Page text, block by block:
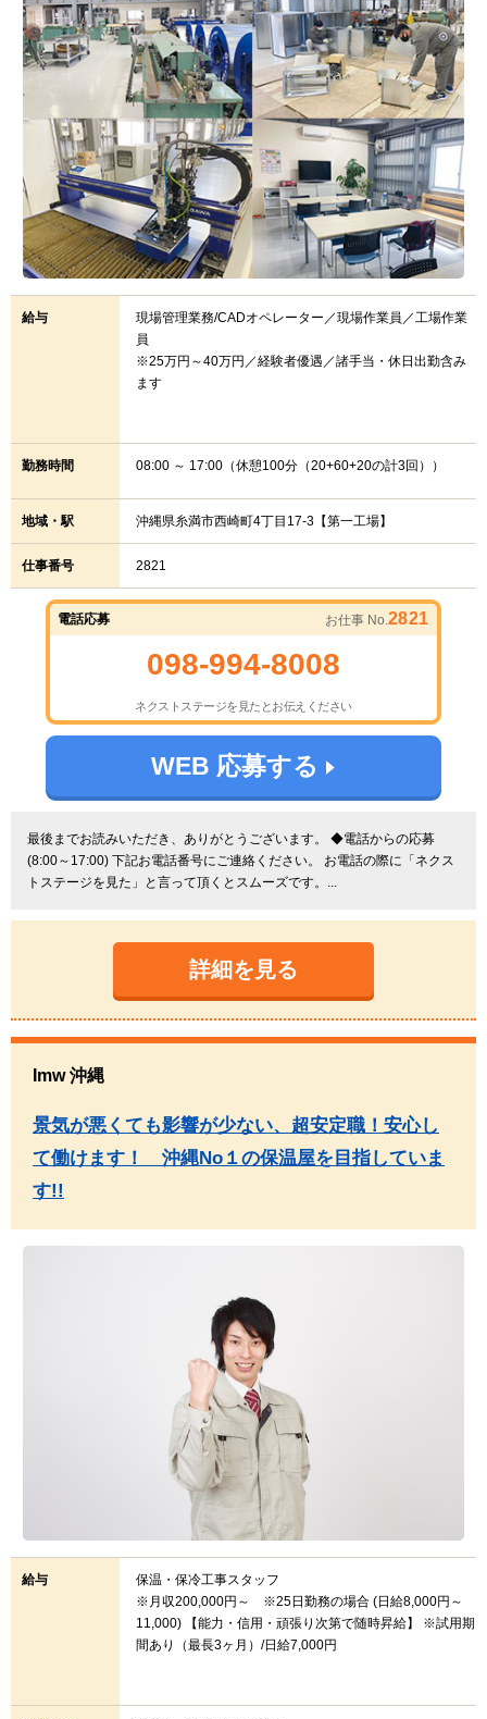
給与
現場管理業務/CADオペレーター／現場作業員／工場作業
員
※25万円～40万円／経験者優遇／諸手当・休日出勤含み
ます
勤務時間 08:00 ～ 17:00（休憩100分（20+60+20の計3回））
地域・駅 沖縄県糸満市西崎町4丁目17-3【第一工場】
仕事番号 2821
電話応募 お仕事 No.2821
098-994-8008
ネクストステージを見たとお伝えください
WEB 応募する
最後までお読みいただき、ありがとうございます。 ◆電話からの応募
(8:00～17:00) 下記お電話番号にご連絡ください。 お電話の際に「ネクス
トステージを見た」と言って頂くとスムーズです。...
詳細を見る
Imw 沖縄
景気が悪くても影響が少ない、超安定職！安心し
て働けます！ 沖縄No１の保温屋を目指していま
す!!
給与
保温・保冷工事スタッフ
※月収200,000円～ ※25日勤務の場合 (日給8,000円～
11,000) 【能力・信用・頑張り次第で随時昇給】 ※試用期
間あり（最長3ヶ月）/日給7,000円